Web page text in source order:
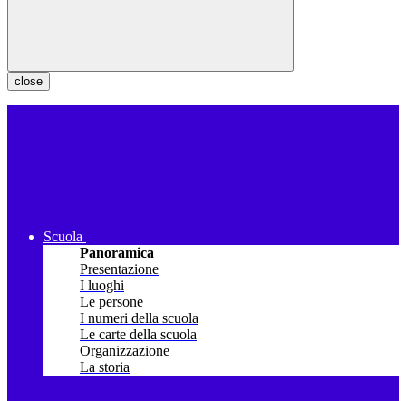
close
Scuola
Panoramica
Presentazione
I luoghi
Le persone
I numeri della scuola
Le carte della scuola
Organizzazione
La storia